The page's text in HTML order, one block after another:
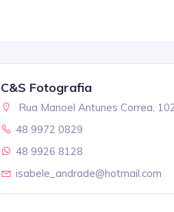
C&S Fotografia
Rua Manoel Antunes Correa,
48 9972 0829
48 9926 8128
isabele_andrade@hotmail.com